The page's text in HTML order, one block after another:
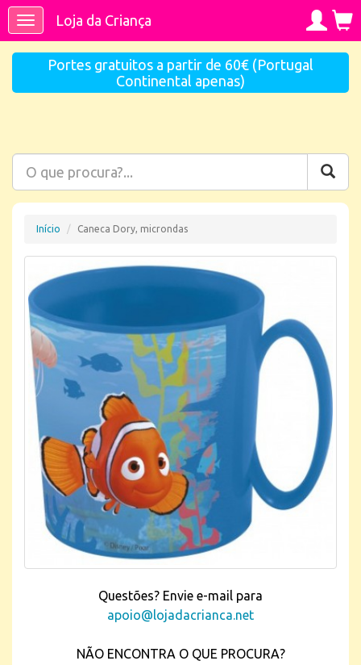
ToggleLoja da Criança
Portes gratuitos a partir de 60€ (Portugal
Continental apenas)
Início Caneca Dory, microndas
Questões? Envie e-mail para
apoio@lojadacrianca.net
NÃO ENCONTRA O QUE PROCURA?